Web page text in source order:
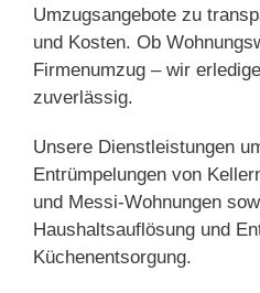
Umzugsangebote zu
und Kosten. Ob
Firmenumzug – wir
zuverlässig.
Unsere Dienstleistungen
Entrümpelungen von
und Messi-Wohnungen
Haushaltsauflösung und
Küchenentsorgung.